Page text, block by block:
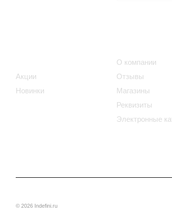
Акции
Новинки
О компании
Отзывы
Магазины
Реквизиты
Электронные
© 2026 Indefini.ru